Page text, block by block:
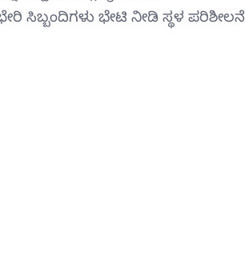
ಸಿಬ್ಬಂದಿಗಳು ಭೇಟಿ ನೀಡಿ ಸ್ಥಳ ಪರಿಶೀಲನೆ